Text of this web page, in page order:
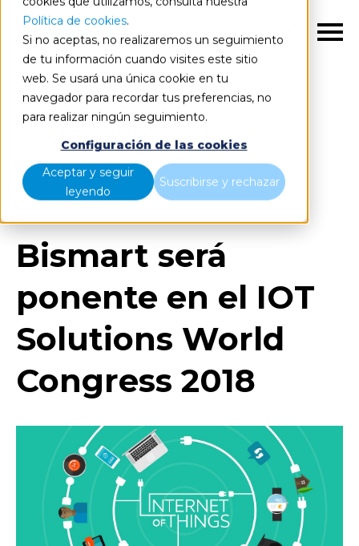
Política de cookies.
Si no aceptas, no realizaremos un seguimiento
de tu información cuando visites este sitio
web. Se usará una única cookie en tu
navegador para recordar tus preferencias, no
para realizar ningún seguimiento.
Configuración de las cookies
Aceptar y seguir
leyendo
Suscribirse y rechazar
ES
Bismart será ponente en el IOT Solutions World
Congress 2018
Bismart será
ponente en el IOT
Solutions World
Congress 2018